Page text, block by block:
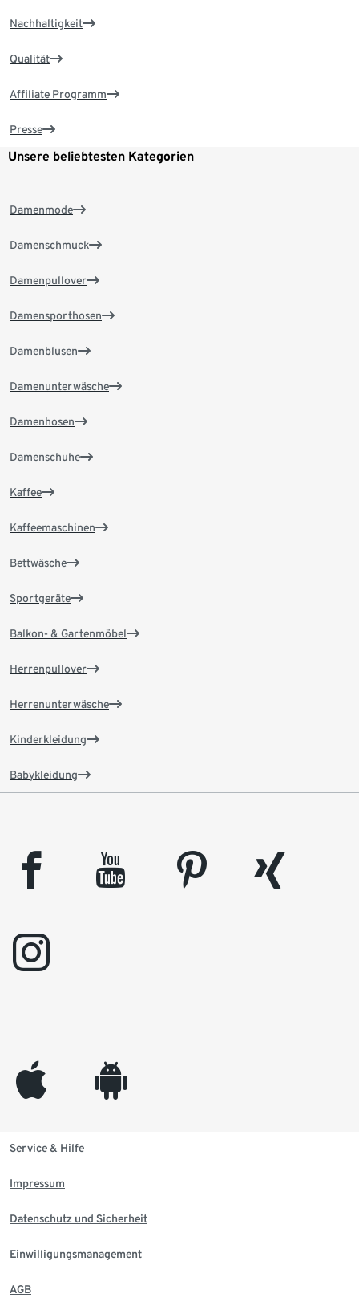
Nachhaltigkeit
Qualität
Affiliate Programm
Presse
Unsere beliebtesten Kategorien
Damenmode
Damenschmuck
Damenpullover
Damensporthosen
Damenblusen
Damenunterwäsche
Damenhosen
Damenschuhe
Kaffee
Kaffeemaschinen
Bettwäsche
Sportgeräte
Balkon- & Gartenmöbel
Herrenpullover
Herrenunterwäsche
Kinderkleidung
Babykleidung
facebook youtube pinterest
xing
instagram
appleinc android
Service & Hilfe
Impressum
Datenschutz und Sicherheit
Einwilligungsmanagement
AGB